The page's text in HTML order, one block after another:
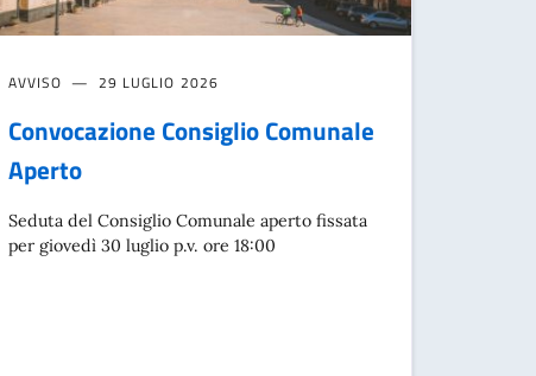
AVVISO 29 LUGLIO 2026
Convocazione Consiglio Comunale
Aperto
Seduta del Consiglio Comunale aperto fissata
per giovedì 30 luglio p.v. ore 18:00